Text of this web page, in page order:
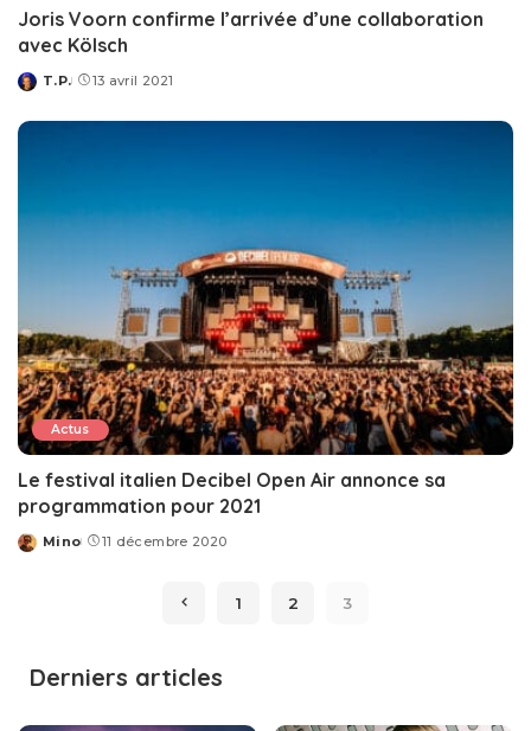
Joris Voorn confirme l’arrivée d’une collaboration
avec Kölsch
Posted
T.P. 13 avril 2021
Actus
Le festival italien Decibel Open Air annonce sa
programmation pour 2021
Posted
Mino 11 décembre 2020
1 2 3
Derniers articles